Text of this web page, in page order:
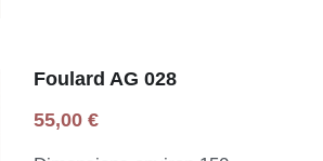
55,00 €
Dimensions environ 150